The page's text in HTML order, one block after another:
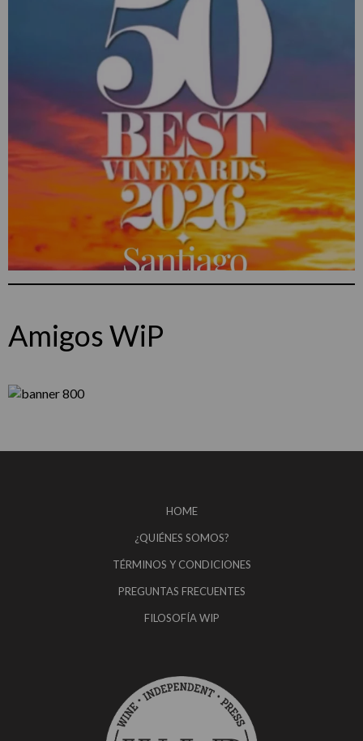
Amigos WiP
HOME
¿QUIÉNES SOMOS?
TÉRMINOS Y CONDICIONES
PREGUNTAS FRECUENTES
FILOSOFÍA WIP